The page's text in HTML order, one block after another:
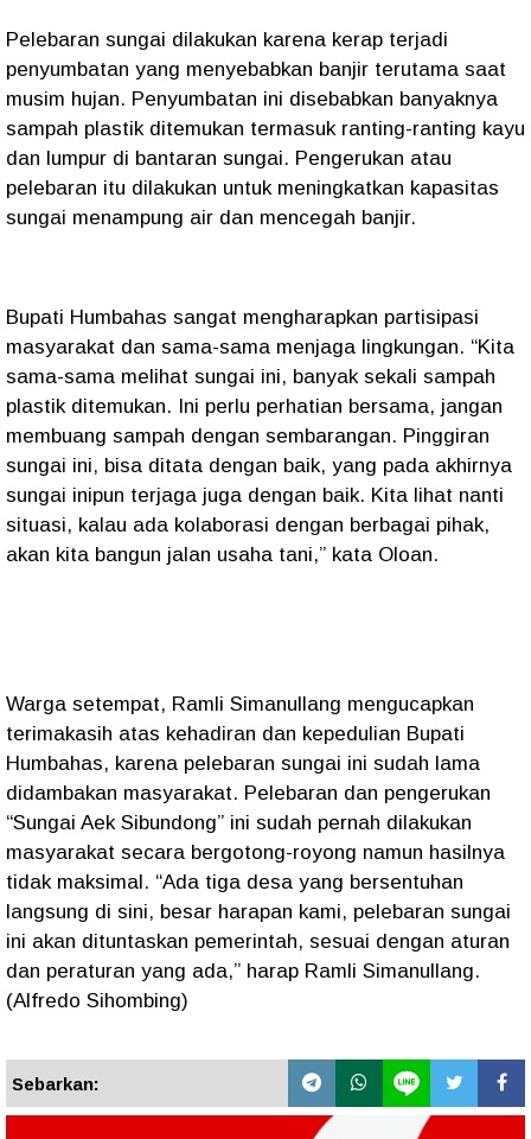
Pelebaran sungai dilakukan karena kerap terjadi
penyumbatan yang menyebabkan banjir terutama saat
musim hujan. Penyumbatan ini disebabkan banyaknya
sampah plastik ditemukan termasuk ranting-ranting kayu
dan lumpur di bantaran sungai. Pengerukan atau
pelebaran itu dilakukan untuk meningkatkan kapasitas
sungai menampung air dan mencegah banjir.
Bupati Humbahas sangat mengharapkan partisipasi
masyarakat dan sama-sama menjaga lingkungan. “Kita
sama-sama melihat sungai ini, banyak sekali sampah
plastik ditemukan. Ini perlu perhatian bersama, jangan
membuang sampah dengan sembarangan. Pinggiran
sungai ini, bisa ditata dengan baik, yang pada akhirnya
sungai inipun terjaga juga dengan baik. Kita lihat nanti
situasi, kalau ada kolaborasi dengan berbagai pihak,
akan kita bangun jalan usaha tani,” kata Oloan.
Warga setempat, Ramli Simanullang mengucapkan
terimakasih atas kehadiran dan kepedulian Bupati
Humbahas, karena pelebaran sungai ini sudah lama
didambakan masyarakat. Pelebaran dan pengerukan
“Sungai Aek Sibundong” ini sudah pernah dilakukan
masyarakat secara bergotong-royong namun hasilnya
tidak maksimal. “Ada tiga desa yang bersentuhan
langsung di sini, besar harapan kami, pelebaran sungai
ini akan dituntaskan pemerintah, sesuai dengan aturan
dan peraturan yang ada,” harap Ramli Simanullang.
(Alfredo Sihombing)
Sebarkan: